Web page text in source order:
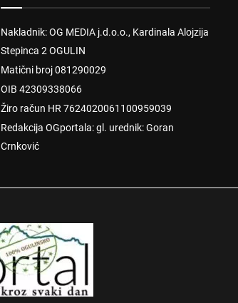
Nakladnik: OG MEDIA j.d.o.o., Kardinala Alojzija
Stepinca 2 OGULIN
Matični broj 081290029
OIB 42309338066
Žiro račun HR 7624020061100959039
Redakcija OGportala: gl. urednik: Goran
Crnković